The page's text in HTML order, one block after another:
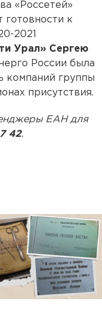
«Россетей»
готовности к
2021
Урал» Сергею
России была
компаний группы
присутствия.
ЕАН для
42.